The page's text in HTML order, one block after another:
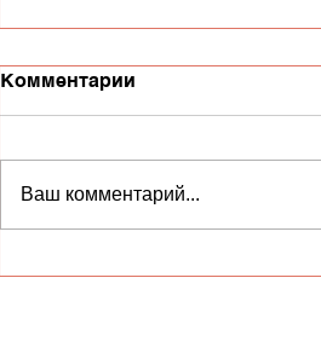
Комментарии
Ваш комментарий...